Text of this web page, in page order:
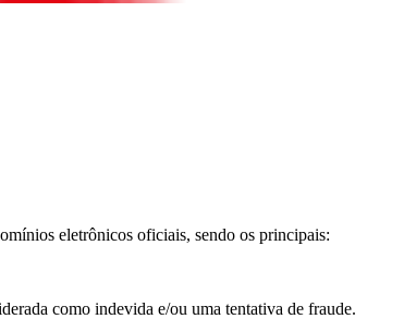
eletrônicos oficiais, sendo os principais:
como indevida e/ou uma tentativa de fraude.